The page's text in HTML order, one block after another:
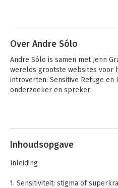
Over Andre Sólo
Andre Sólo is samen met Jenn
werelds grootste websites voor
introverten: Sensitive Refuge en
onderzoeker en spreker.
Inhoudsopgave
Inleiding
1. Sensitiviteit: stigma of